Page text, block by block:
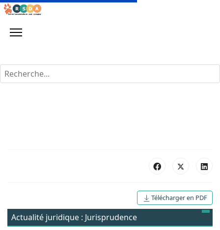
Rechercher
Télécharger en PDF
Actualité juridique : Jurisprudence